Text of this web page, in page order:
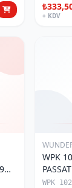
+ KDV
WPK
PASSAT (KARBONLU ) 8A0
819
WPK 102